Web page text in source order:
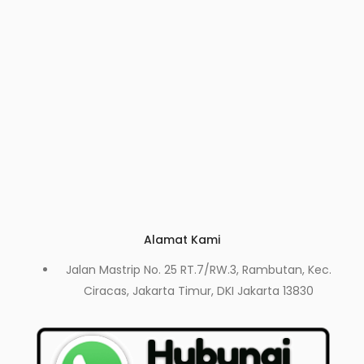
Alamat Kami
Jalan Mastrip No. 25 RT.7/RW.3, Rambutan, Kec.
Ciracas, Jakarta Timur, DKI Jakarta 13830